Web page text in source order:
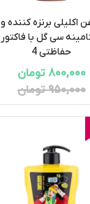
اکلیلی برنزه‌ کننده و
سی گل با فاکتور
حفاظتی 4
800,000 تومان
950,000 تومان